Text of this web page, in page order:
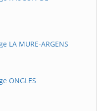
LA MURE-ARGENS
ONGLES